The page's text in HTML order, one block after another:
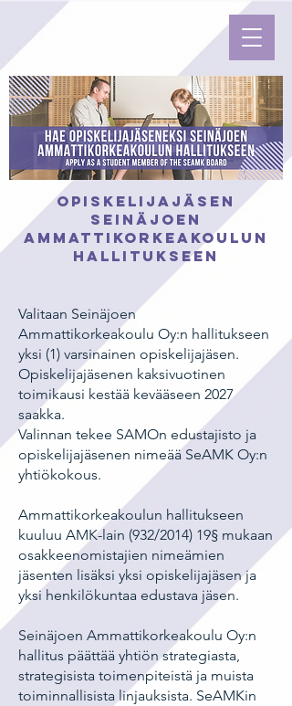
OPISKELIJAJÄSEN
SEINÄJOEN
AMMATTIKORKEAKOULUN
HALLITUKSEEN
Valitaan Seinäjoen
Ammattikorkeakoulu Oy:n hallitukseen
yksi (1) varsinainen opiskelijajäsen.
Opiskelijajäsenen kaksivuotinen
toimikausi kestää kevääseen 2027
saakka.
Valinnan tekee SAMOn edustajisto ja
opiskelijajäsenen nimeää SeAMK Oy:n
yhtiökokous.
Ammattikorkeakoulun hallitukseen
kuuluu AMK-lain (932/2014) 19§ mukaan
osakkeenomistajien nimeämien
jäsenten lisäksi yksi opiskelijajäsen ja
yksi henkilökuntaa edustava jäsen.
Seinäjoen Ammattikorkeakoulu Oy:n
hallitus päättää yhtiön strategiasta,
strategisista toimenpiteistä ja muista
toiminnallisista linjauksista. SeAMKin